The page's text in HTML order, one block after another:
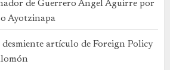
de Guerrero Ángel Aguirre por
Ayotzinapa
artículo de Foreign Policy